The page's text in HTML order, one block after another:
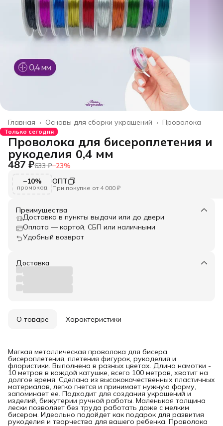
Проволока
Основы для сборки украшений ›
Главная ›
Только сегодня
Проволока для бисероплетения и
рукоделия 0,4 мм
487 ₽633 ₽−23%
−10%
промокод
ОПТ
При покупке от 4 000 ₽
Преимущества
Доставка в пункты выдачи или до двери
Оплата — картой, СБП или наличными
Удобный возврат
Доставка
О товаре Характеристики
Мягкая металлическая проволока для бисера,
бисероплетения, плетения фигурок, рукоделия и
флористики. Выполнена в разных цветах. Длина намотки -
10 метров в каждой катушке, всего 100 метров, хватит на
долгое время. Сделана из высококачественных пластичных
материалов, легко гнется и принимает нужную форму,
запоминает ее. Подходит для создания украшений и
изделий, бижутерии ручной работы. Маленькая толщина
лески позволяет без труда работать даже с мелким
бисером. Идеально подойдет как подарок для развития
рукоделия и творчества для вашего ребенка. Проволока